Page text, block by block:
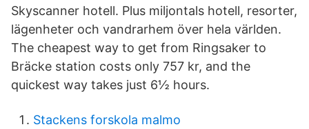
Skyscanner hotell. Plus miljontals hotell, resorter,
lägenheter och vandrarhem över hela världen.
The cheapest way to get from Ringsaker to
Bräcke station costs only 757 kr, and the
quickest way takes just 6½ hours.
Stackens forskola malmo